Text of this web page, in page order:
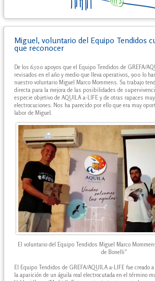
Miguel, voluntario del Equipo Tendidos
que reconocer
De los 6.500 apoyos que el Equipo Tendidos de GREFA/
revisados en el año y medio que lleva operativos, 900 lo
nuestro voluntario Miguel Marco Mommens. Su trabajo
directa para la mejora de las posibilidades de
especie objetivo de AQUILA a-LIFE y de otras rapaces
electrocuciones. Nos ha parecido por ello que era muy
labor de Miguel.
El voluntario del Equipo Tendidos Miguel Marco
de Bonelli"
El Equipo Tendidos de GREFA/AQUILA a-LIFE fue creado
la aparición de un águila real electrocutada en el término